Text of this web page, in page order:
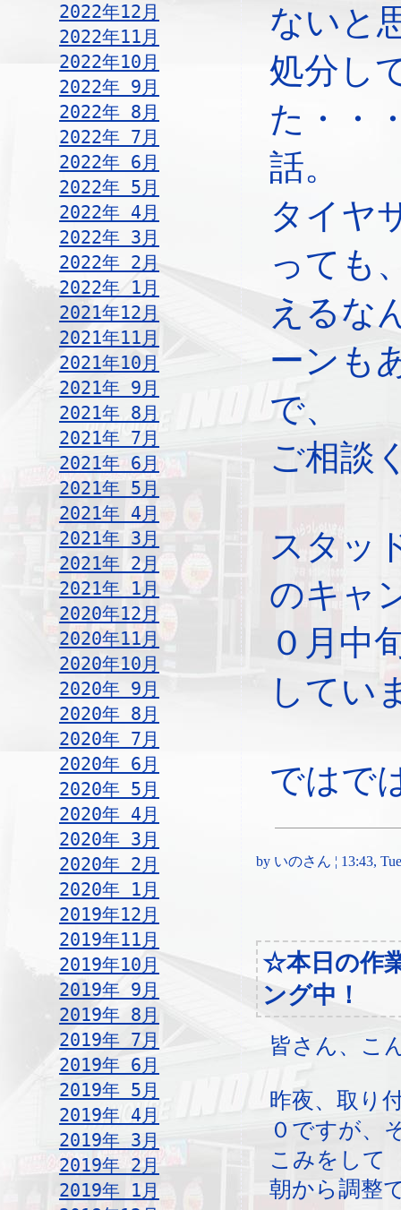
2022年12月
2022年11月
2022年10月
2022年 9月
2022年 8月
2022年 7月
2022年 6月
2022年 5月
2022年 4月
2022年 3月
2022年 2月
2022年 1月
2021年12月
2021年11月
2021年10月
2021年 9月
2021年 8月
2021年 7月
2021年 6月
2021年 5月
2021年 4月
2021年 3月
2021年 2月
2021年 1月
2020年12月
2020年11月
2020年10月
2020年 9月
2020年 8月
2020年 7月
2020年 6月
2020年 5月
2020年 4月
2020年 3月
2020年 2月
2020年 1月
2019年12月
2019年11月
2019年10月
2019年 9月
2019年 8月
2019年 7月
2019年 6月
2019年 5月
2019年 4月
2019年 3月
2019年 2月
2019年 1月
ないと
処分し
た・・
話。
タイヤ
っても
えるな
ーンも
で、
ご相談
スタッ
のキャ
０月中
してい
ではで
by いのさん ¦ 13:43,
☆本日の作
ング中！
皆さん、こ
昨夜、取り
０ですが、
こみをして
朝から調整